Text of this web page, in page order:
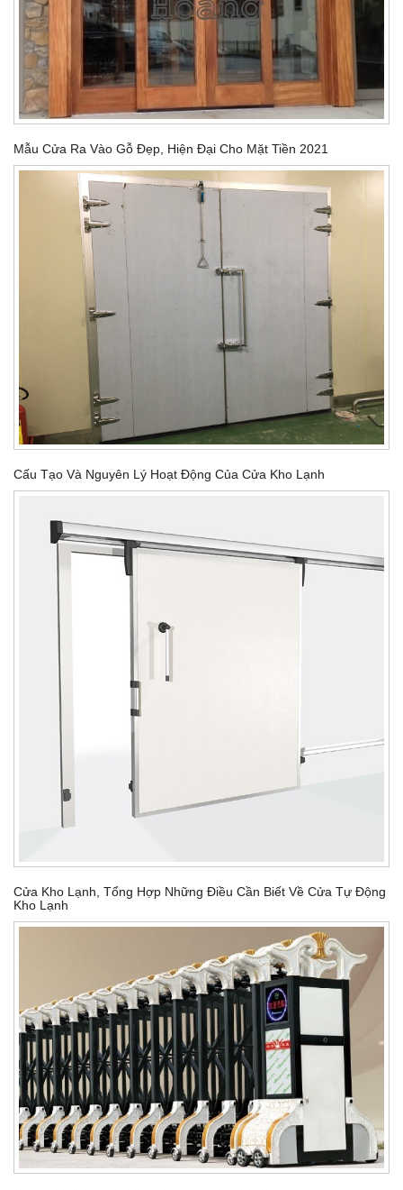
Mẫu Cửa Ra Vào Gỗ Đẹp, Hiện Đại Cho Mặt Tiền 2021
Cấu Tạo Và Nguyên Lý Hoạt Động Của Cửa Kho Lạnh
Cửa Kho Lạnh, Tổng Hợp Những Điều Cần Biết Về Cửa Tự Động
Kho Lạnh